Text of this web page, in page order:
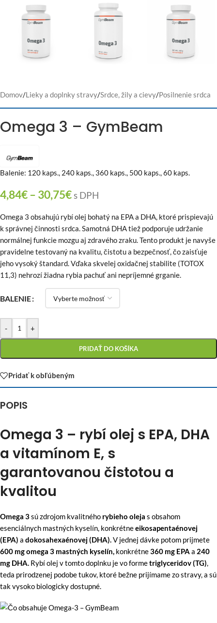
Domov/Lieky a doplnky stravy/Srdce, žily a cievy/Posilnenie srdca
Omega 3 – GymBeam
Balenie: 120 kaps., 240 kaps., 360 kaps., 500 kaps., 60 kaps.
4,84€– 30,75€s DPH
Omega 3 obsahujú rybí olej bohatý na EPA a DHA, ktoré prispievajú
k správnej činnosti srdca. Samotná DHA tiež podporuje udržanie
normálnej funkcie mozgu aj zdravého zraku. Tento produkt je navyše
pravidelne testovaný na kvalitu, čistotu a bezpečnosť, čo zaisťuje
jeho vysoký štandard. Vďaka skvelej oxidačnej stabilite (TOTOX
11,3) nehrozí žiadna rybia pachuť ani nepríjemné grganie.
BALENIE
- +
PRIDAŤ DO KOŠÍKA
Pridať k obľúbeným
POPIS
Omega 3 – rybí olej s EPA, DHA
a vitamínom E, s
garantovanou čistotou a
kvalitou
Omega 3sú zdrojom kvalitného rybieho oleja s obsahom
esenciálnych mastných kyselín, konkrétneeikosapentaénovej
(EPA) a dokosahexaénovej (DHA). V jednej dávke potom prijmete
600 mg omega 3 mastných kyselín, konkrétne360 mg EPA a 240
mg DHA. Rybí olej v tomto doplnku je vo formetriglyceridov (TG)
teda prirodzenej podobe tukov, ktoré bežne prijímame zo stravy, a sú
tak vysoko biologicky dostupné.